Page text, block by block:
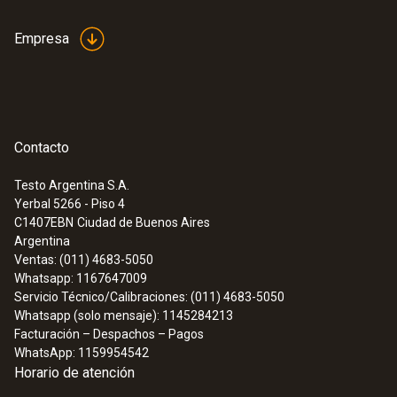
Empresa
Contacto
Testo Argentina S.A.
Yerbal 5266 - Piso 4
C1407EBN Ciudad de Buenos Aires
Argentina
Ventas: (011) 4683-5050
Whatsapp: 1167647009
Servicio Técnico/Calibraciones: (011) 4683-5050
Whatsapp (solo mensaje): 1145284213
Facturación – Despachos – Pagos
WhatsApp: 1159954542
Horario de atención